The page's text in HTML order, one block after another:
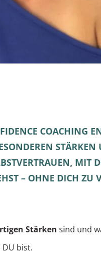
COACHING
STÄRKEN
MIT
– OHNE DICH ZU
Stärken sind und
bist.